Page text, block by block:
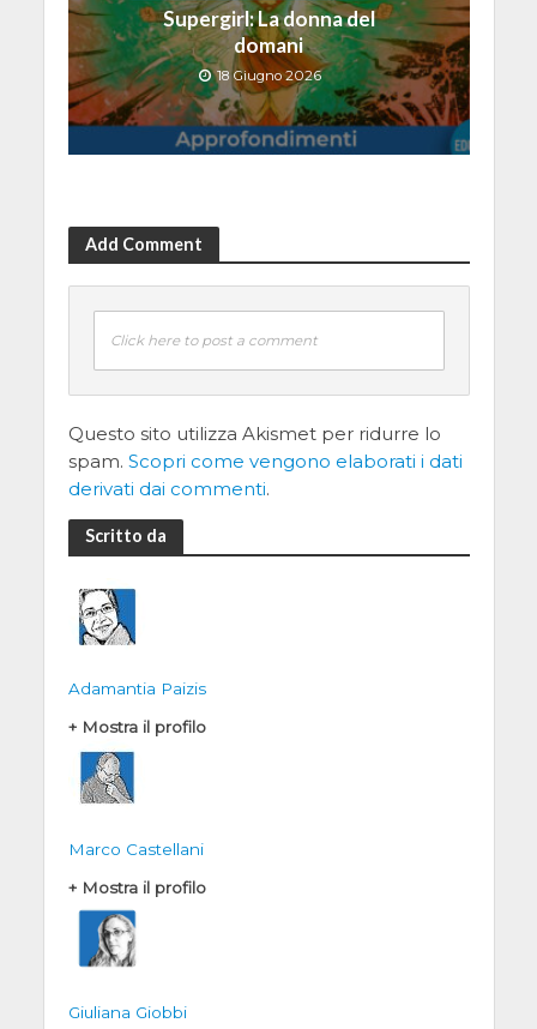
Supergirl: La donna del
domani
18 Giugno 2026
Add Comment
Click here to post a comment
Questo sito utilizza Akismet per ridurre lo
spam. Scopri come vengono elaborati i dati
derivati dai commenti.
Scritto da
Adamantia Paizis
+ Mostra il profilo
Marco Castellani
+ Mostra il profilo
Giuliana Giobbi